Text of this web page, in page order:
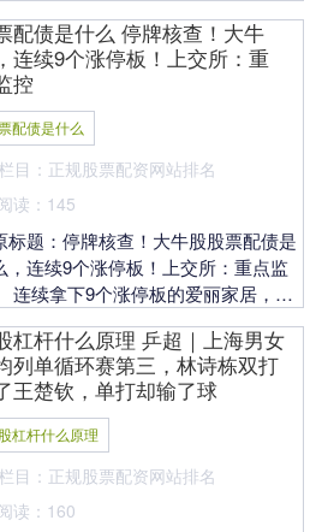
如....
配债是什么 停牌核查！大牛
连续9个涨停板！上交所：重
控
配债是什么
目：正规股票配资网站排名
读：145
标题：停牌核查！大牛股股票配债是
，连续9个涨停板！上交所：重点监
连续拿下9个涨停板的爱丽家居，等
晚间，....
杠杆什么原理 乒超｜上海男女
列单循环赛第三，林诗栋双打
王楚钦，单打却输了球
杠杆什么原理
目：正规股票配资网站排名
读：160